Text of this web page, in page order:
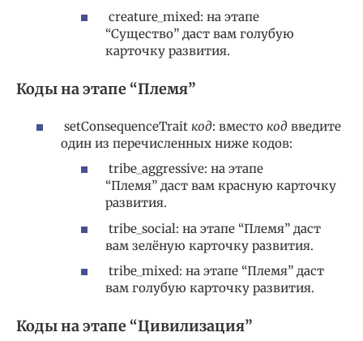
creature_mixed: на этапе
“Существо” даст вам голубую
карточку развития.
Коды на этапе “Племя”
setConsequenceTrait код: вместо код введите
один из перечисленных ниже кодов:
tribe_aggressive: на этапе
“Племя” даст вам красную карточку
развития.
tribe_social: на этапе “Племя” даст
вам зелёную карточку развития.
tribe_mixed: на этапе “Племя” даст
вам голубую карточку развития.
Коды на этапе “Цивилизация”